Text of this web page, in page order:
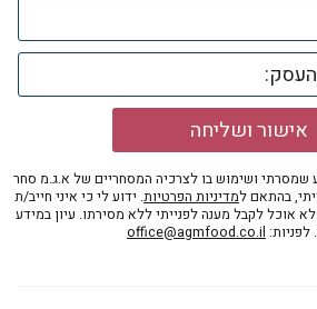
אישור ושליחה
ושימוש בו לצרכיה המסחריים של א.ג.מ סחר
בהתאם למדיניות הפרטיות. ידוע לי כי איני חייב/ת
אוכל לקבל מענה לפנייתי ללא מסירתו. עיון במידע
office@agmfood.co.il